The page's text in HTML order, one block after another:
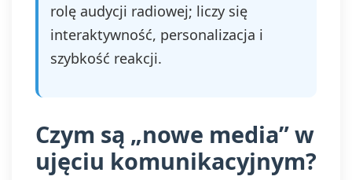
rolę audycji radiowej; liczy się
interaktywność, personalizacja i
szybkość reakcji.
Czym są „nowe media” w
ujęciu komunikacyjnym?